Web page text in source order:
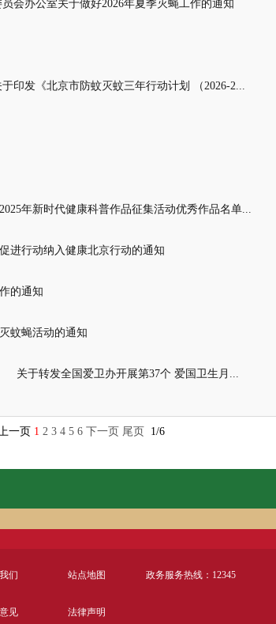
会办公室关于做好2026年夏季灭蝇工作的通知
印发《北京市防蚊灭蚊三年行动计划 （2026-2...
年新时代健康科普作品征集活动优秀作品名单...
进行动纳入健康北京行动的通知
的通知
蚊蝇活动的通知
于转发全国爱卫办开展第37个 爱国卫生月...
一页 1 2 3 4 5 6 下一页 尾页 1/6
们 站点地图 政务服务热线：12345
见 法律声明